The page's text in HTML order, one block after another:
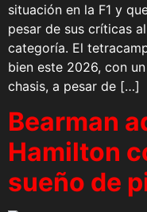
situación en la F1 y
pesar de sus críticas
categoría. El
bien este 2026, con
chasis, a pesar de […]
Bearman
Hamilton
sueño de